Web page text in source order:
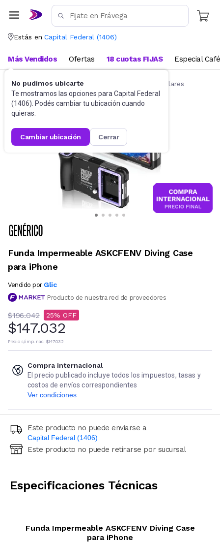
Estás en Capital Federal (1406)
No pudimos ubicarte
Te mostramos las opciones para Capital Federal
(1406). Podés cambiar tu ubicación cuando
quieras.
cambiar ubicación cerrar
Más Vendidos Ofertas 18 cuotas FIJAS Especial Café
Accesorios para Celulares Fundas para celulares
Funda Impermeable ASKCFENV Diving Case
para iPhone
Vendido por Glic
Producto de nuestra red de proveedores
$196.042 25
$147.032
Precio s/imp. nac. $147.032
Compra internacional
El precio publicado incluye todos los impuestos, tasas y
costos de envíos correspondientes
Ver condiciones
Este producto no puede enviarse a
Capital Federal (1406)
Ingresá código postal (sólo números)
Este producto no puede retirarse por sucursal
Especificaciones Técnicas
Funda Impermeable ASKCFENV Diving Case
para iPhone